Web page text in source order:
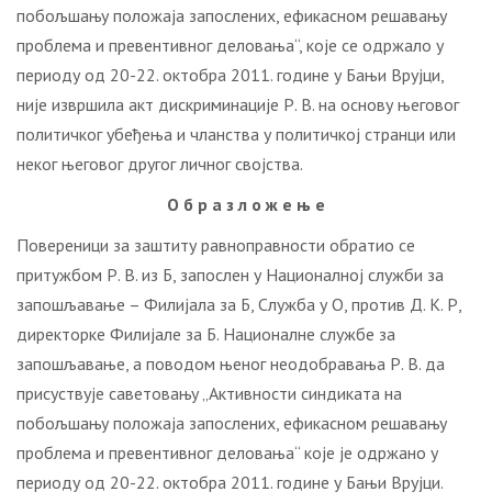
побољшању положаја запослених, ефикасном решавању
проблема и превентивног деловања“, које се одржало у
периоду од 20-22. октобра 2011. године у Бањи Врујци,
није извршила акт дискриминације Р. В. на основу његовог
политичког убеђења и чланства у политичкој странци или
неког његовог другог личног својства.
О б р а з л о ж е њ е
Повереници за заштиту равноправности обратио се
притужбом Р. В. из Б, запослен у Националној служби за
запошљавање – Филијала за Б, Служба у О, против Д. К. Р,
директорке Филијале за Б. Националне службе за
запошљавање, а поводом њеног неодобравања Р. В. да
присуствује саветовању „Активности синдиката на
побољшању положаја запослених, ефикасном решавању
проблема и превентивног деловања“ које је одржано у
периоду од 20-22. октобра 2011. године у Бањи Врујци.